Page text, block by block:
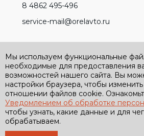
Мы используем функциональные
необходимые для предоставления
возможностей нашего сайта. Вы
настройки браузера, чтобы
отношении файлов cookie.
Уведомлением об обработке
чтобы узнать, какие данные и для
обрабатываем.
8 4862 495-496
service-mail@orelavto.ru
Политика обработки персональных
Политика конфиденциальности
Условия применения бонусной